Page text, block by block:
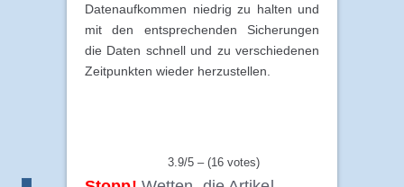
Datenaufkommen niedrig zu halten und
mit den entsprechenden Sicherungen
die Daten schnell und zu verschiedenen
Zeitpunkten wieder herzustellen.
3.9/5 – (16 votes)